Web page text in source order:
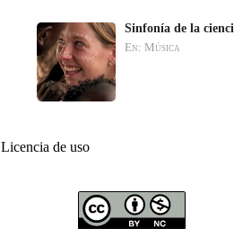
Sinfonía de la
En: Música
Licencia de uso